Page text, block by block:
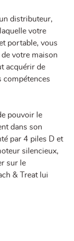
distributeur,
votre
portable, vous
votre maison
acquérir de
compétences
pouvoir le
dans son
par 4 piles D et
silencieux,
sur le
& Treat lui